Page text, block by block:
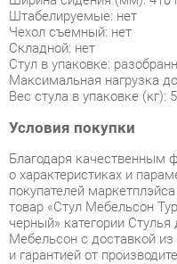
Максимальная нагрузка до
Вес стула в упаковке (кг): 5,8
Условия покупки
Благодаря качественным
о характеристиках и
покупателей маркетплэйса
товар «Стул Мебельсон
черный» категории Стулья
Мебельсон с доставкой из
и гарантией от
Мы отправляем заказы в
ассортимента в наличии на
получите не позднее48-ми
заказа. Дополнительно вы